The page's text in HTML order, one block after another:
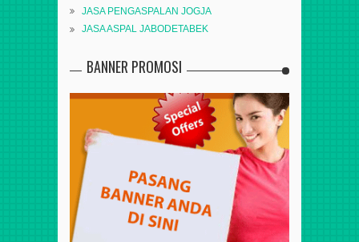
JASA PENGASPALAN JOGJA
JASA ASPAL JABODETABEK
BANNER PROMOSI